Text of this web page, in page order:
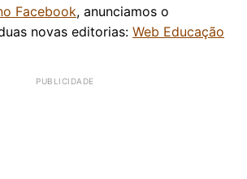
Facebook, anunciamos o
novas editorias: Web Educação